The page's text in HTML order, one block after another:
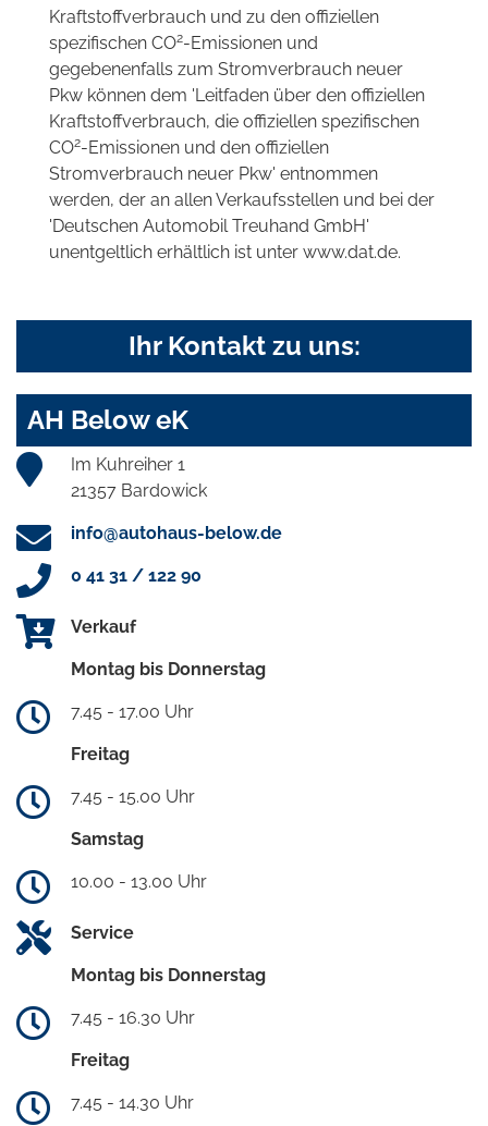
Kraftstoffverbrauch und zu den offiziellen
spezifischen CO2-Emissionen und
gegebenenfalls zum Stromverbrauch neuer
Pkw können dem 'Leitfaden über den offiziellen
Kraftstoffverbrauch, die offiziellen spezifischen
CO2-Emissionen und den offiziellen
Stromverbrauch neuer Pkw' entnommen
werden, der an allen Verkaufsstellen und bei der
'Deutschen Automobil Treuhand GmbH'
unentgeltlich erhältlich ist unter www.dat.de.
Ihr Kontakt zu uns:
AH Below eK
Im Kuhreiher 1
21357 Bardowick
info@autohaus-below.de
0 41 31 / 122 90
Verkauf
Montag bis Donnerstag
7.45 - 17.00 Uhr
Freitag
7.45 - 15.00 Uhr
Samstag
10.00 - 13.00 Uhr
Service
Montag bis Donnerstag
7.45 - 16.30 Uhr
Freitag
7.45 - 14.30 Uhr